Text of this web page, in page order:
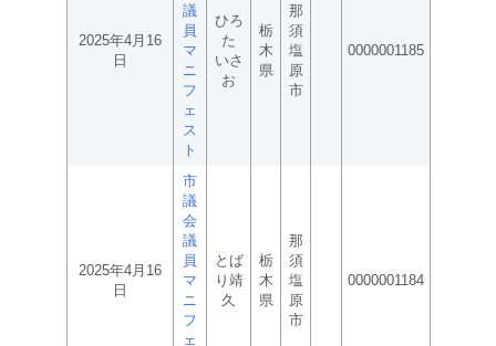
2025年4月16
日
議
員
マ
ニ
フ
ェ
ス
ト
ひろ
た
いさ
お
栃
木
県
那
須
塩
原
市
0000001185
2025年4月16
日
市
議
会
議
員
マ
ニ
フ
ェ
とば
り靖
久
栃
木
県
那
須
塩
原
市
0000001184